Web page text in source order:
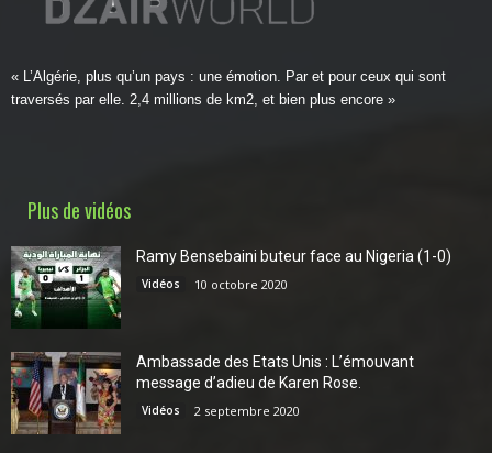
« L’Algérie, plus qu’un pays : une émotion. Par et pour ceux qui sont
traversés par elle. 2,4 millions de km2, et bien plus encore »
Plus de vidéos
Ramy Bensebaini buteur face au Nigeria (1-0)
Vidéos 10 octobre 2020
Ambassade des Etats Unis : L’émouvant
message d’adieu de Karen Rose.
Vidéos 2 septembre 2020